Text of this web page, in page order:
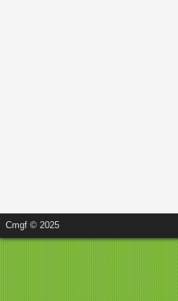
Cmgf © 2025